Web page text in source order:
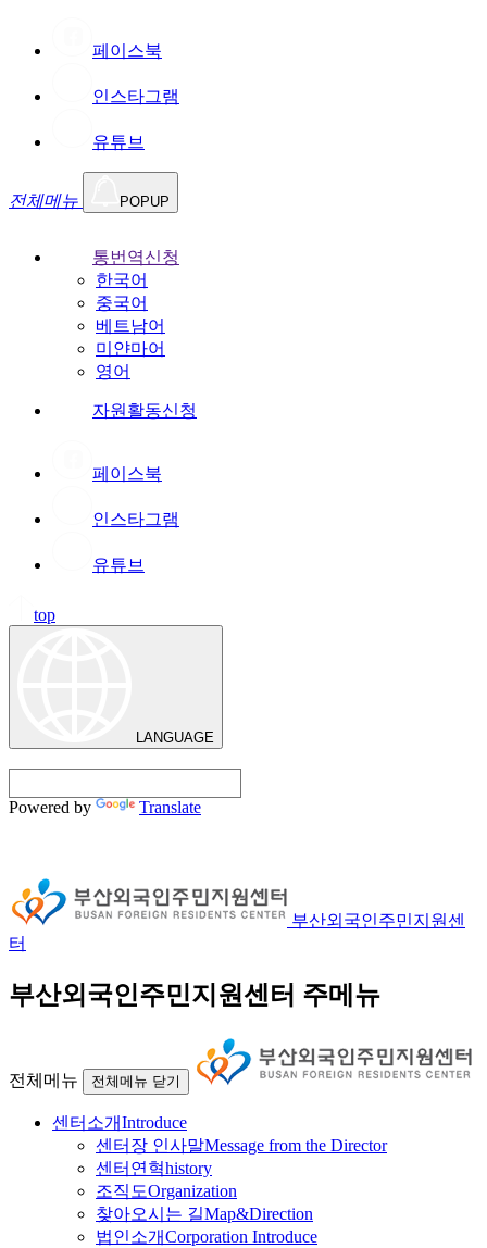
페이스북
인스타그램
유튜브
전체메뉴 POPUP
통번역신청
한국어
중국어
베트남어
미얀마어
영어
자원활동신청
페이스북
인스타그램
유튜브
top
LANGUAGE
Powered by Translate
부산외국인주민지원센
터
부산외국인주민지원센터 주메뉴
전체메뉴 전체메뉴 닫기
센터소개Introduce
센터장 인사말Message from the Director
센터연혁history
조직도Organization
찾아오시는 길Map&Direction
법인소개Corporation Introduce